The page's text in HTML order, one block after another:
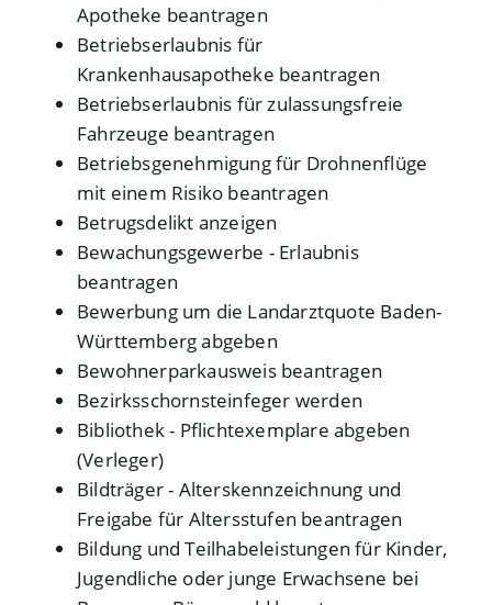
Apotheke beantragen
Betriebserlaubnis für
Krankenhausapotheke beantragen
Betriebserlaubnis für zulassungsfreie
Fahrzeuge beantragen
Betriebsgenehmigung für Drohnenflüge
mit einem Risiko beantragen
Betrugsdelikt anzeigen
Bewachungsgewerbe - Erlaubnis
beantragen
Bewerbung um die Landarztquote Baden-
Württemberg abgeben
Bewohnerparkausweis beantragen
Bezirksschornsteinfeger werden
Bibliothek - Pflichtexemplare abgeben
(Verleger)
Bildträger - Alterskennzeichnung und
Freigabe für Altersstufen beantragen
Bildung und Teilhabeleistungen für Kinder,
Jugendliche oder junge Erwachsene bei